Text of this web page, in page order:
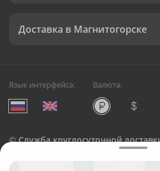
Доставка в Магнитогорске
Язык интерфейса: Валюта:
©Служба круглосуточной
Русский Букет, 2026